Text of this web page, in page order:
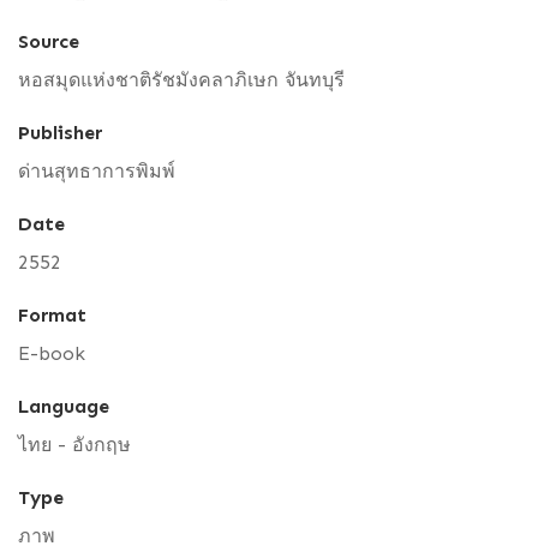
Source
หอสมุดแห่งชาติรัชมังคลาภิเษก จันทบุรี
Publisher
ด่านสุทธาการพิมพ์
Date
2552
Format
E-book
Language
ไทย - อังกฤษ
Type
ภาพ